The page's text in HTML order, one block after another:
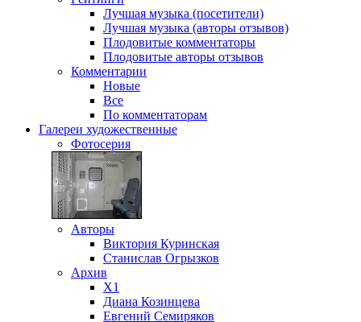
Лучшая музыка (посетители)
Лучшая музыка (авторы отзывов)
Плодовитые комментаторы
Плодовитые авторы отзывов
Комментарии
Новые
Все
По комментаторам
Галереи художественные
Фотосерия
Авторы
Виктория Куринская
Станислав Огрызков
Архив
X1
Диана Козинцева
Евгений Семиряков